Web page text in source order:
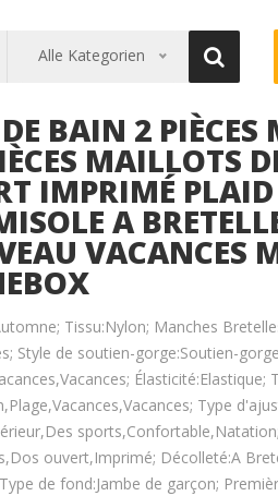
Alle Kategorien
BAIN 2
MAILLOTS
IMPRIMÉ
A
VACANCES
Tissu:Nylon; Manches
Style de soutien-gorge:Soutien-
Élasticité:Elastique;
Type
ouvert,Imprimé; Décolleté:A
de fond:Jambe de garçon;